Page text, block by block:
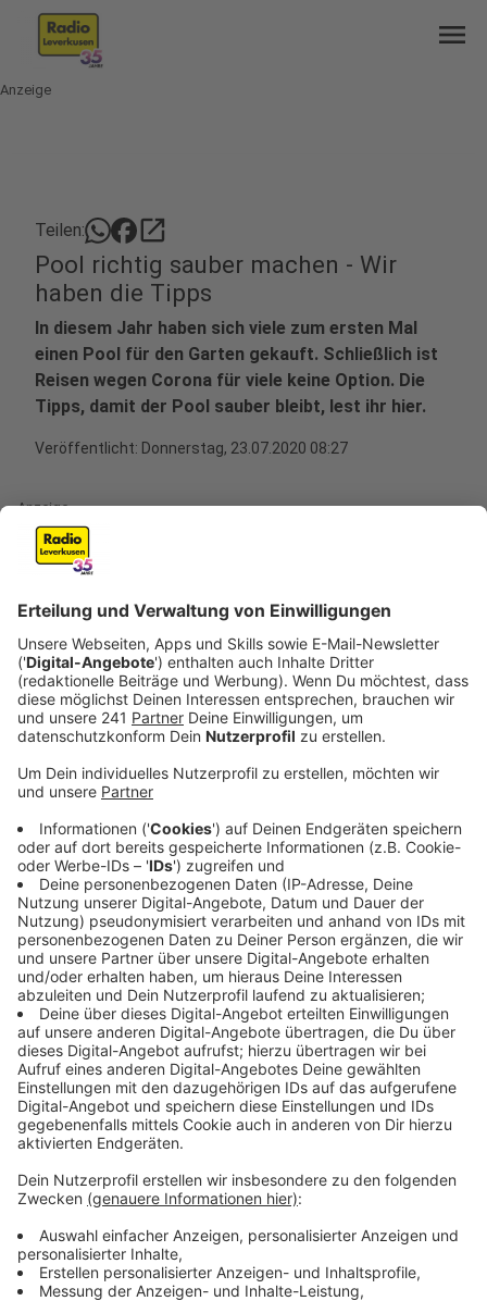
menu
Anzeige
Teilen: open_in_new
Pool richtig sauber machen - Wir
haben die Tipps
In diesem Jahr haben sich viele zum ersten Mal
einen Pool für den Garten gekauft. Schließlich ist
Reisen wegen Corona für viele keine Option. Die
Tipps, damit der Pool sauber bleibt, lest ihr hier.
Veröffentlicht: Donnerstag, 23.07.2020 08:27
Anzeige
Anzeige
Wenn möglich sollte man seinen neu erworbenen
Aufstell-Pool nicht unter einen Baum stellen. Klar, der
großes Problem. Durch die fehlende Sonne, wird das
Wasser auch nicht richtig warm. Zweites Problem:
Auch im Sommer fallen schon mal Blätter runter, die
den Pool verunreinigen.
Anzeige
Pumpe im Set meistens zu schwach
Anzeige
Eigentlich ist das ja ein gutes Angebot: Das Komplett-
Set. Zum Pool gibt es dann noch eine Leiter und oft
noch ein kleiner Kartuschenfilter dabei. Das Problem:
unterpowert. Hier lohnt es sich oft nochmal in eine
Anzeige